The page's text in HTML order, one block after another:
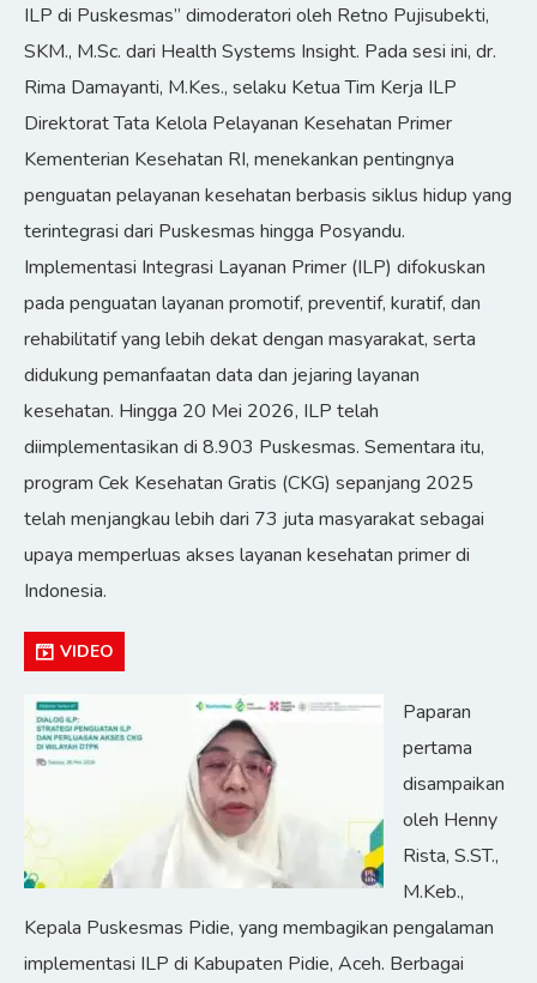
ILP di Puskesmas” dimoderatori oleh Retno Pujisubekti,
SKM., M.Sc. dari Health Systems Insight. Pada sesi ini, dr.
Rima Damayanti, M.Kes., selaku Ketua Tim Kerja ILP
Direktorat Tata Kelola Pelayanan Kesehatan Primer
Kementerian Kesehatan RI, menekankan pentingnya
penguatan pelayanan kesehatan berbasis siklus hidup yang
terintegrasi dari Puskesmas hingga Posyandu.
Implementasi Integrasi Layanan Primer (ILP) difokuskan
pada penguatan layanan promotif, preventif, kuratif, dan
rehabilitatif yang lebih dekat dengan masyarakat, serta
didukung pemanfaatan data dan jejaring layanan
kesehatan. Hingga 20 Mei 2026, ILP telah
diimplementasikan di 8.903 Puskesmas. Sementara itu,
program Cek Kesehatan Gratis (CKG) sepanjang 2025
telah menjangkau lebih dari 73 juta masyarakat sebagai
upaya memperluas akses layanan kesehatan primer di
Indonesia.
VIDEO
Paparan
pertama
disampaikan
oleh Henny
Rista, S.ST.,
M.Keb.,
Kepala Puskesmas Pidie, yang membagikan pengalaman
implementasi ILP di Kabupaten Pidie, Aceh. Berbagai